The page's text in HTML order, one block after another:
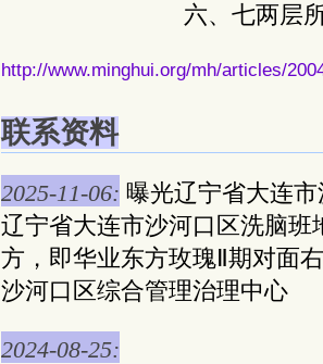
六、七两层
http://www.minghui.org/mh/articles/
联系资料
2025-11-06: 曝光辽宁省大连
辽宁省大连市沙河口区洗脑
方，即华业东方玫瑰Ⅱ期对面
沙河口区综合管理治理中心
2024-08-25: